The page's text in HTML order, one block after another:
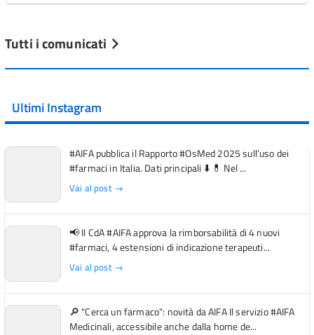
Tutti i comunicati
Ultimi Instagram
#AIFA pubblica il Rapporto #OsMed 2025 sull’uso dei
#farmaci in Italia. Dati principali ⬇️ 💊 Nel ...
Vai al post →
📢 Il CdA #AIFA approva la rimborsabilità di 4 nuovi
#farmaci, 4 estensioni di indicazione terapeuti...
Vai al post →
🔎 "Cerca un farmaco": novità da AIFA Il servizio #AIFA
Medicinali, accessibile anche dalla home de...